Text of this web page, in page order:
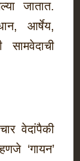
जातात.
आर्षेय,
वेदांपैकी
‘गायन’